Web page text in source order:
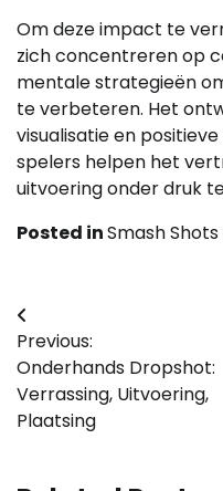
Om deze impact te
zich concentreren op
mentale strategieën
te verbeteren. Het
visualisatie en
spelers helpen het
uitvoering onder druk
Posted inSmash
Post
navigation
Previous:
Onderhands Dropshot:
Verrassing, Uitvoering,
Plaatsing